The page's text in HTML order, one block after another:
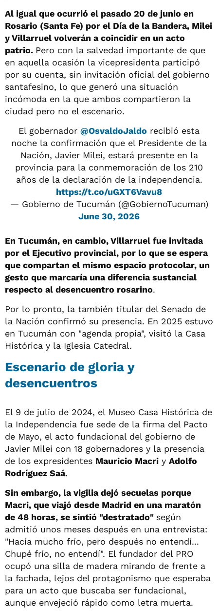
Al igual que ocurrió el pasado 20 de junio en
Rosario (Santa Fe) por el Día de la Bandera, Milei
y Villarruel volverán a coincidir en un acto
patrio. Pero con la salvedad importante de que
en aquella ocasión la vicepresidenta participó
por su cuenta, sin invitación oficial del gobierno
santafesino, lo que generó una situación
incómoda en la que ambos compartieron la
ciudad pero no el escenario.
El gobernador @OsvaldoJaldo recibió esta
noche la confirmación que el Presidente de la
Nación, Javier Milei, estará presente en la
provincia para la conmemoración de los 210
años de la declaración de la independencia.
https://t.co/uGXT6Vavu8
— Gobierno de Tucumán (@GobiernoTucuman)
June 30, 2026
En Tucumán, en cambio, Villarruel fue invitada
por el Ejecutivo provincial, por lo que se espera
que compartan el mismo espacio protocolar, un
gesto que marcaría una diferencia sustancial
respecto al desencuentro rosarino.
Por lo pronto, la también titular del Senado de
la Nación confirmó su presencia. En 2025 estuvo
en Tucumán con "agenda propia", visitó la Casa
Histórica y la Iglesia Catedral.
Escenario de gloria y
desencuentros
El 9 de julio de 2024, el Museo Casa Histórica de
la Independencia fue sede de la firma del Pacto
de Mayo, el acto fundacional del gobierno de
Javier Milei con 18 gobernadores y la presencia
de los expresidentes Mauricio Macri y Adolfo
Rodríguez Saá.
Sin embargo, la vigilia dejó secuelas porque
Macri, que viajó desde Madrid en una maratón
de 48 horas, se sintió "destratado" según
admitió unos meses después en una entrevista:
"Hacía mucho frío, pero después no entendí...
Chupé frío, no entendí". El fundador del PRO
ocupó una silla de madera mirando de frente a
la fachada, lejos del protagonismo que esperaba
para un acto que buscaba ser fundacional,
aunque envejeció rápido como letra muerta.